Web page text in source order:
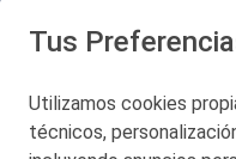
San
©
Tus
Utilizamos cookies
técnicos,